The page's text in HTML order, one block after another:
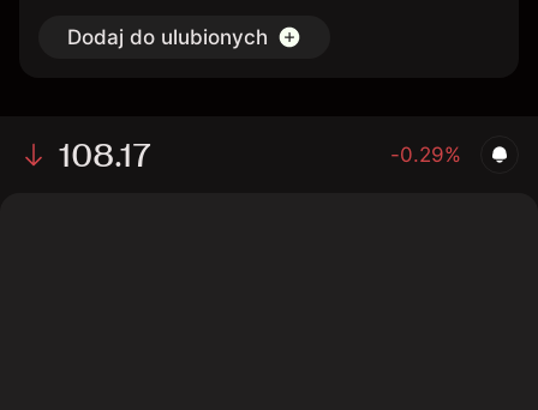
Dodaj do ulubionych
108.17 -0.29%